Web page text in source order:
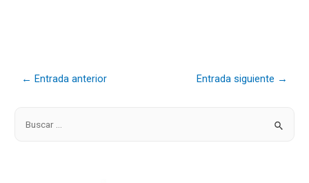
← Entrada anterior Entrada siguiente →